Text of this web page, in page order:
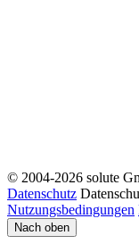
© 2004-2026 solute
Datenschutz
Nutzungsbedingungen
Nach oben